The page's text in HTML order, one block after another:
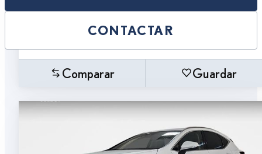
CONTACTAR
Comparar Guardar